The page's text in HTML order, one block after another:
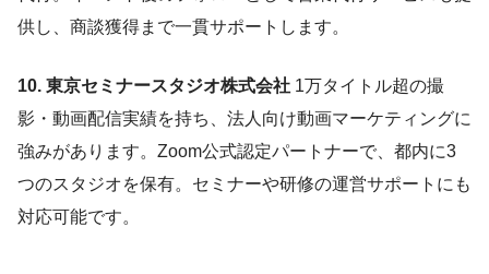
供し、商談獲得まで一貫サポートします。
10. 東京セミナースタジオ株式会社 1万タイトル超の撮
影・動画配信実績を持ち、法人向け動画マーケティングに
強みがあります。Zoom公式認定パートナーで、都内に3
つのスタジオを保有。セミナーや研修の運営サポートにも
対応可能です。